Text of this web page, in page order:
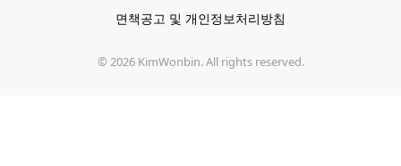
면책공고 및 개인정보처리방침
© 2026KimWonbin. All rights reserved.